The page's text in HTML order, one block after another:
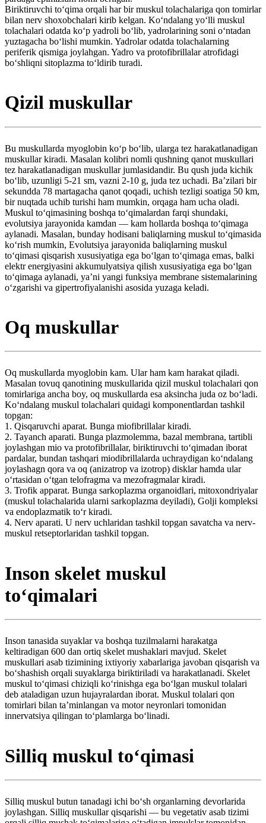
Biriktiruvchi toʻqima orqali har bir muskul tolachalariga qon tomirlar
bilan nerv shoxobchalari kirib kelgan. Koʻndalang yoʻlli muskul
tolachalari odatda koʻp yadroli boʻlib, yadrolarining soni oʻntadan
yuztagacha boʻlishi mumkin. Yadrolar odatda tolachalarning
periferik qismiga joylahgan. Yadro va protofibrillalar atrofidagi
boʻshliqni sitoplazma toʻldirib turadi.
Qizil muskullar
Bu muskullarda myoglobin koʻp boʻlib, ularga tez harakatlanadigan
muskullar kiradi. Masalan kolibri nomli qushning qanot muskullari
tez harakatlanadigan muskullar jumlasidandir. Bu qush juda kichik
boʻlib, uzunligi 5-21 sm, vazni 2-10 g, juda tez uchadi. Baʼzilari bir
sekundda 78 martagacha qanot qoqadi, uchish tezligi soatiga 50 km,
bir nuqtada uchib turishi ham mumkin, orqaga ham ucha oladi.
Muskul toʻqimasining boshqa toʻqimalardan farqi shundaki,
evolutsiya jarayonida kamdan — kam hollarda boshqa toʻqimaga
aylanadi. Masalan, bunday hodisani baliqlarning muskul toʻqimasida
koʻrish mumkin, Evolutsiya jarayonida baliqlarning muskul
toʻqimasi qisqarish xususiyatiga ega boʻlgan toʻqimaga emas, balki
elektr energiyasini akkumulyatsiya qilish xususiyatiga ega boʻlgan
toʻqimaga aylanadi, yaʼni yangi funksiya membrane sistemalarining
oʻzgarishi va gipertrofiyalanishi asosida yuzaga keladi.
Oq muskullar
Oq muskullarda myoglobin kam. Ular ham kam harakat qiladi.
Masalan tovuq qanotining muskullarida qizil muskul tolachalari qon
tomirlariga ancha boy, oq muskullarda esa aksincha juda oz boʻladi.
Koʻndalang muskul tolachalari quidagi komponentlardan tashkil
topgan:
1. Qisqaruvchi aparat. Bunga miofibrillalar kiradi.
2. Tayanch aparati. Bunga plazmolemma, bazal membrana, tartibli
joylashgan mio va protofibrillalar, biriktiruvchi toʻqimadan iborat
pardalar, bundan tashqari miodibrillalarda uchraydigan koʻndalang
joylashagn qora va oq (anizatrop va izotrop) disklar hamda ular
oʻrtasidan oʻtgan telofragma va mezofragmalar kiradi.
3. Trofik apparat. Bunga sarkoplazma organoidlari, mitoxondriyalar
(muskul tolachalarida ularni sarkoplazma deyiladi), Golji kompleksi
va endoplazmatik toʻr kiradi.
4. Nerv aparati. U nerv uchlaridan tashkil topgan savatcha va nerv-
muskul retseptorlaridan tashkil topgan.
Inson skelet muskul
toʻqimalari
Inson tanasida suyaklar va boshqa tuzilmalarni harakatga
keltiradigan 600 dan ortiq skelet mushaklari mavjud. Skelet
muskullari asab tizimining ixtiyoriy xabarlariga javoban qisqarish va
boʻshashish orqali suyaklarga biriktiriladi va harakatlanadi. Skelet
muskul toʻqimasi chiziqli koʻrinishga ega boʻlgan muskul tolalari
deb ataladigan uzun hujayralardan iborat. Muskul tolalari qon
tomirlari bilan taʼminlangan va motor neyronlari tomonidan
innervatsiya qilingan toʻplamlarga boʻlinadi.
Silliq muskul toʻqimasi
Silliq muskul butun tanadagi ichi boʻsh organlarning devorlarida
joylashgan. Silliq muskullar qisqarishi — bu vegetativ asab tizimi